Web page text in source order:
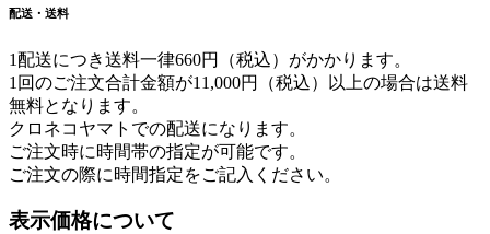
配送・送料
1配送につき送料一律660円（税込）がかかります。
1回のご注文合計金額が11,000円（税込）以上の場合は送料
無料となります。
クロネコヤマトでの配送になります。
ご注文時に時間帯の指定が可能です。
ご注文の際に時間指定をご記入ください。
表示価格について